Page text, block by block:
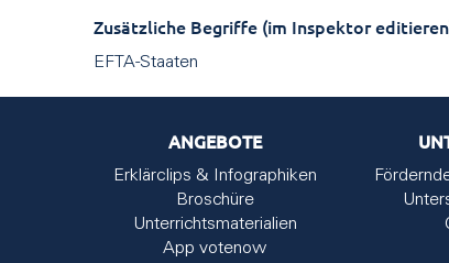
Zusätzliche Begriffe (im Inspektor
EFTA-Staaten
ANGEBOTE
Erklärclips & Infographiken
Broschüre
Unterrichtsmaterialien
App votenow